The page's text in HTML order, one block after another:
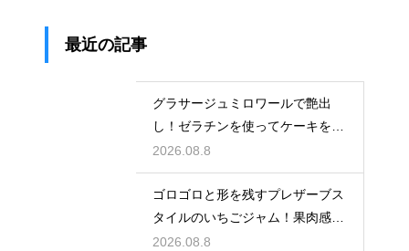
最近の記事
グラサージュミロワールで艶出
し！ゼラチンを使ってケーキを美
しく飾る
2026.08.8
ゴロゴロと形を残すプレザーブス
タイルのいちごジャム！果肉感を
たっぷり楽しむ美味しいレシピ
2026.08.8